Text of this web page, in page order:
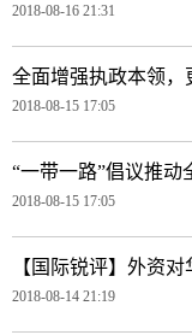
2018-08-16 21:31
全面增强执政本领，
2018-08-15 17:05
“一带一路”倡议推动
2018-08-15 17:05
【国际锐评】外资
2018-08-14 21:19